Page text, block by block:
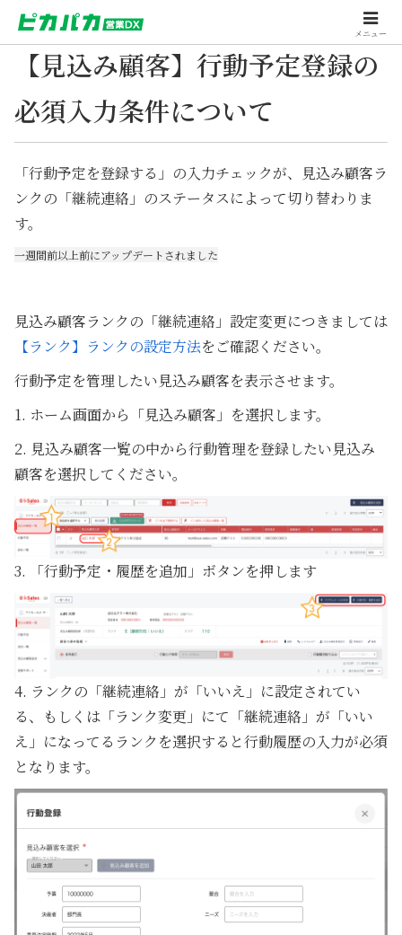
【見込み顧客】行動予定登録の
必須入力条件について
「行動予定を登録する」の入力チェックが、見込み顧客ラ
ンクの「継続連絡」のステータスによって切り替わりま
す。
一週間前以上前にアップデートされました
見込み顧客ランクの「継続連絡」設定変更につきましては
【ランク】ランクの設定方法をご確認ください。
行動予定を管理したい見込み顧客を表示させます。
1. ホーム画面から「見込み顧客」を選択します。
2. 見込み顧客一覧の中から行動管理を登録したい見込み
顧客を選択してください。
3. 「行動予定・履歴を追加」ボタンを押します
4. ランクの「継続連絡」が「いいえ」に設定されてい
る、もしくは「ランク変更」にて「継続連絡」が「いい
え」になってるランクを選択すると行動履歴の入力が必須
となります。
メニュー